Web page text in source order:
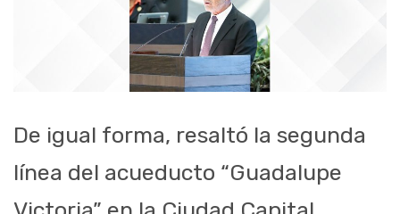
De igual forma, resaltó la segunda
línea del acueducto “Guadalupe